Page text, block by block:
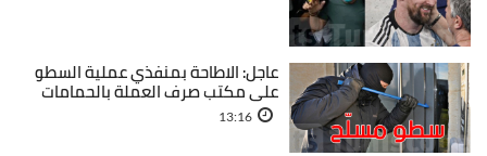
عاجل: الاطاحة بمنفذي عملية السطو
على مكتب صرف العملة بالحمامات
13:16